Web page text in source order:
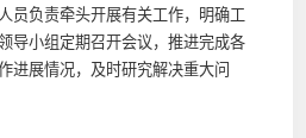
员负责牵头开展有关工作，明确工
导小组定期召开会议，推进完成各
进展情况，及时研究解决重大问